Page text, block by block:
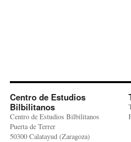
Centro de Estudios
Bilbilitanos
Centro de Estudios Bilbilitanos
Puerta de Terrer
50300 Calatayud (Zaragoza)